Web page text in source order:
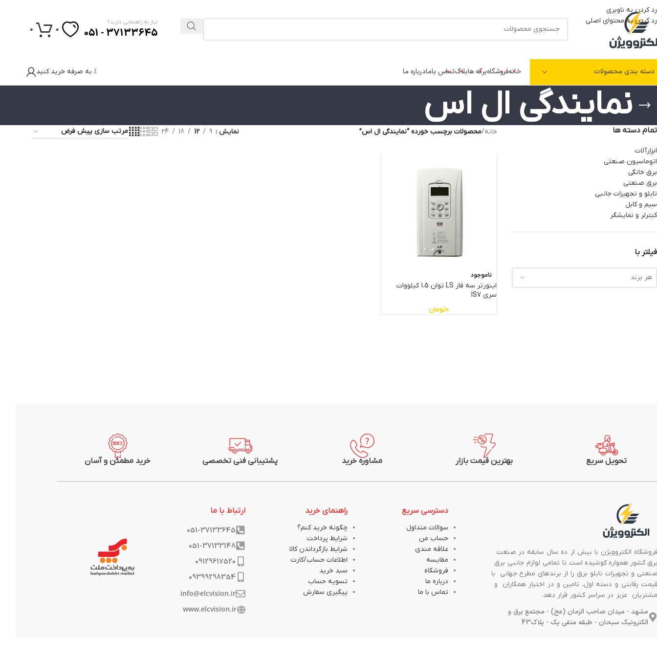
رد کردن به ناوبری
رد کردن به محتوای اصلی
نیاز به راهنمایی دارید؟
37133645 - 051
0
0
دسته بندی محصولات خانهفروشگاهبرگه هابلاگتماس بامادرباره ما % به صرفه خرید کنید
نمایندگی ال اس
تمام دسته ها
ابزارآلات
اتوماسیون صنعتی
برق خانگی
برق صنعتی
تابلو و تجهیزات جانبی
سیم و کابل
کنترلر و نمایشگر
فیلتر با
هر برند
خانه/محصولات برچسب خورده “نمایندگی ال اس” نمایش 9
12
18
24
ناموجود
اینورتر سه فاز LS توان 1.5 کیلووات
سری IS7
0تومان
تحویل سریع بهترین قیمت بازار مشاوره خرید پشتیبانی فنی تخصصی خرید مطمئن و آسان
الکتروویژن با بیش از ده سال سابقه در صنعت
کشور همواره کوشیده است تا تمامی لوازم جانبی برق
و تجهیزات تابلو برق را از برندهای مطرح جهانی با
رقابتی و دسته اول، تامین و در اختیار همکاران و
عزیز در سراسر کشور قرار دهد.
مشهد - میدان صاحب الزمان (عج) - مجتمع برق و
الکترونیک سبحان - طبقه منفی یک - پلاک43
دسترسی سریع
سوالات متداول
حساب من
علاقه مندی
مقایسه
فروشگاه
درباره ما
تماس با ما
راهنمای خرید
چگونه خرید کنم؟
شرایط پرداخت
شرایط بازگرداندن کالا
اطلاعات حساب/کارت
سبد خرید
تسویه حساب
پیگیری سفارش
ارتباط با ما
051-37133645
051-37133148
09129617520
09399298354
info@elcvision.ir
www.elcvision.ir